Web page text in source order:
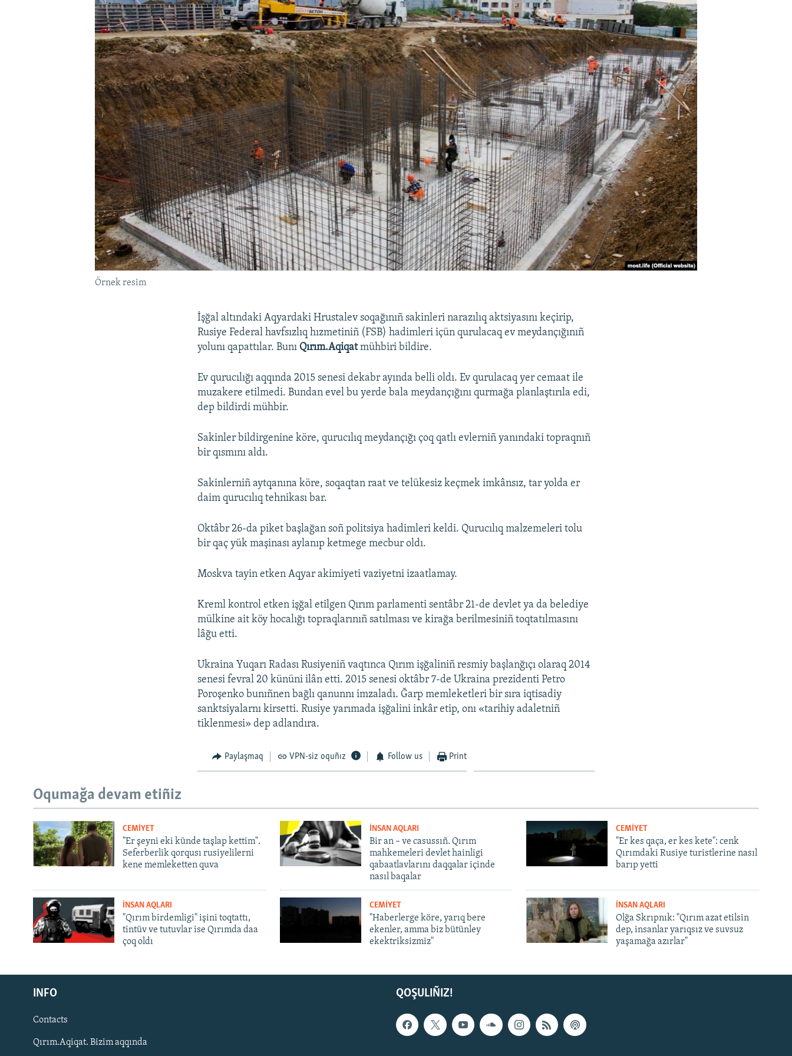
Русский
Українською
QOŞULIÑIZ!
Örnek resim
İşğal altındaki Aqyardaki Hrustalev soqağınıñ sakinleri narazılıq aktsiyasını keçirip,
Rusiye Federal havfsızlıq hızmetiniñ (FSB) hadimleri içün qurulacaq ev meydançığınıñ
yolunı qapattılar. Bunı Qırım.Aqiqatmühbiri bildire.
Ev qurucılığı aqqında 2015 senesi dekabr ayında belli oldı. Ev qurulacaq yer cemaat ile
muzakere etilmedi. Bundan evel bu yerde bala meydançığını qurmağa planlaştırıla edi,
dep bildirdi mühbir.
Sakinler bildirgenine köre, qurucılıq meydançığı çoq qatlı evlerniñ yanındaki topraqnıñ
bir qısmını aldı.
Sakinlerniñ aytqanına köre, soqaqtan raat ve telükesiz keçmek imkânsız, tar yolda er
daim qurucılıq tehnikası bar.
Oktâbr 26-da piket başlağan soñ politsiya hadimleri keldi. Qurucılıq malzemeleri tolu
bir qaç yük maşinası aylanıp ketmege mecbur oldı.
Moskva tayin etken Aqyar akimiyeti vaziyetni izaatlamay.
Kreml kontrol etken işğal etilgen Qırım parlamenti sentâbr 21-de devlet ya da belediye
mülkine ait köy hocalığı topraqlarınıñ satılması ve kirağa berilmesiniñ toqtatılmasını
lâğu etti.
Ukraina Yuqarı Radası Rusiyeniñ vaqtınca Qırım işğaliniñ resmiy başlanğıçı olaraq 2014
senesi fevral 20 kününi ilân etti. 2015 senesi oktâbr 7-de Ukraina prezidenti Petro
Poroşenko bunıñnen bağlı qanunnı imzaladı. Ğarp memleketleri bir sıra iqtisadiy
sanktsiyalarnı kirsetti. Rusiye yarımada işğalini inkâr etip, onı «tarihiy adaletniñ
tiklenmesi» dep adlandıra.
Paylaşmaq VPN-siz oquñız Follow us Print
Oqumağa devam etiñiz
CEMİYET
"Er şeyni eki künde taşlap kettim".
Seferberlik qorqusı rusiyelilerni
kene memleketten quva
İNSAN AQLARI
Bir an – ve casussıñ. Qırım
mahkemeleri devlet hainligi
qabaatlavlarını daqqalar içinde
nasıl baqalar
CEMİYET
"Er kes qaça, er kes kete": cenk
Qırımdaki Rusiye turistlerine nasıl
barıp yetti
İNSAN AQLARI
"Qırım birdemligi" işini toqtattı,
tintüv ve tutuvlar ise Qırımda daa
çoq oldı
CEMİYET
"Haberlerge köre, yarıq bere
ekenler, amma biz bütünley
ekektriksizmiz"
İNSAN AQLARI
Olğa Skrıpnık: "Qırım azat etilsin
dep, insanlar yarıqsız ve suvsuz
yaşamağa azırlar"
QOŞULIÑIZ!
INFO
Contacts
Qırım.Aqiqat. Bizim aqqında